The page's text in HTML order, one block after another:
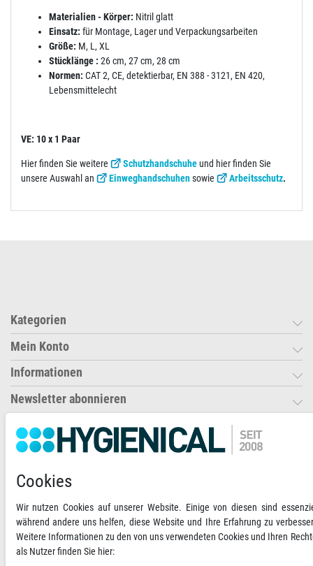
Materialien - Körper: Nitril glatt
Einsatz: für Montage, Lager und Verpackungsarbeiten
Größe: M, L, XL
Stücklänge : 26 cm, 27 cm, 28 cm
Normen: CAT 2, CE, detektierbar, EN 388 - 3121, EN 420,
Lebensmittelecht
VE: 10 x 1 Paar
Hier finden Sie weitere Schutzhandschuheund hier finden Sie
unsere Auswahl an
Einweghandschuhensowie Arbeitsschutz.
Kategorien
Mein Konto
Informationen
Newsletter abonnieren
Ihre Zahlungsmöglichkeiten
RECHNUNG
Versandoptionen Social Media
Cookies
Wir nutzen Cookies auf unserer Website. Einige von diesen sind
während andere uns helfen, diese Website und Ihre Erfahrung zu
Weitere Informationen zu den von uns verwendeten Cookies und Ihren
als Nutzer finden Sie hier: